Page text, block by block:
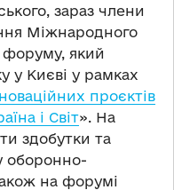
зараз члени
Міжнародного
форуму, який
у Києві у рамках
проєктів
і Світ». На
здобутки та
оборонно-
на форумі